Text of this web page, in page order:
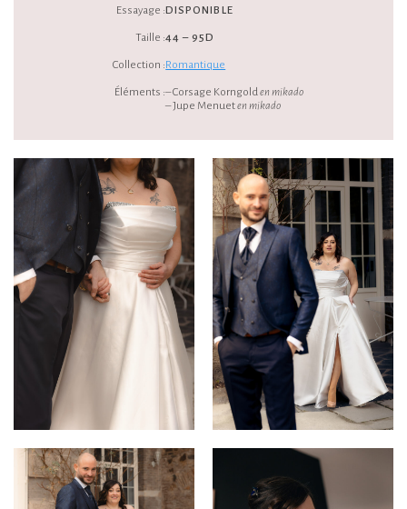
Essayage :
Taille :
Collection :
Éléments :
DISPONIBLE
44 – 95D
Romantique
– Corsage Korngolden mikado
– Jupe Menueten mikado